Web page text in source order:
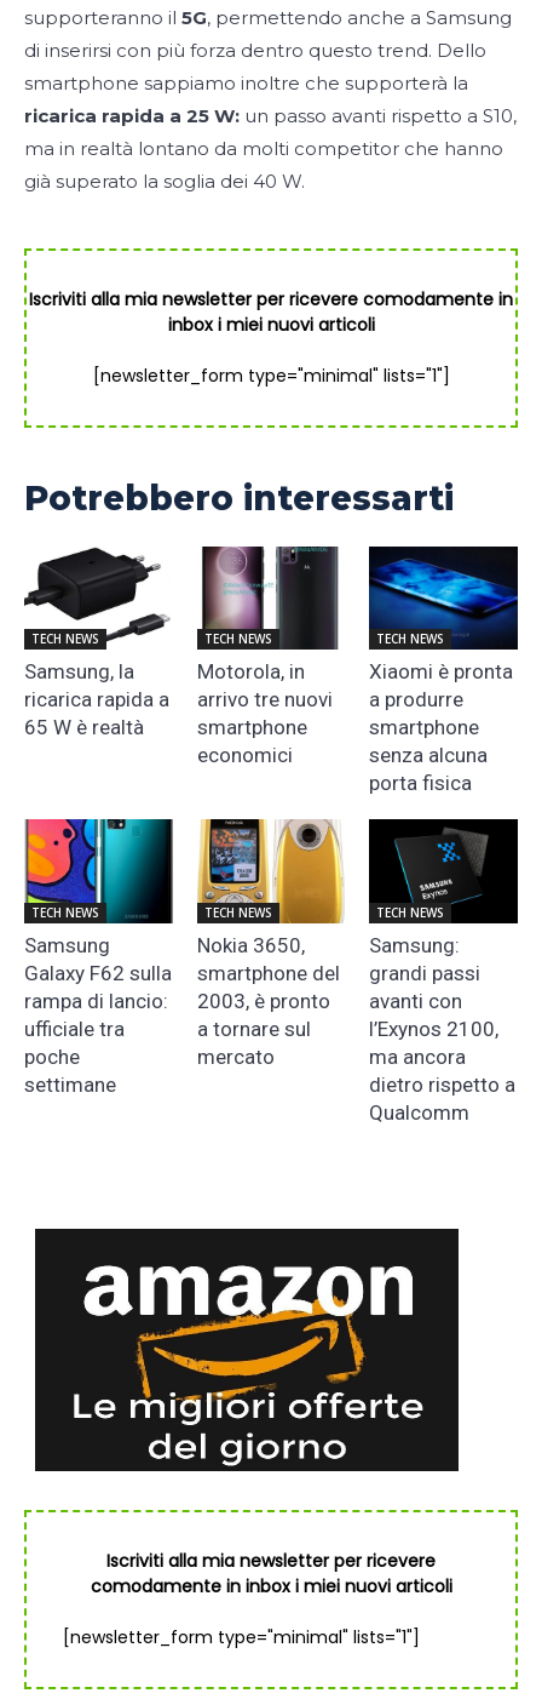
supporteranno il 5G, permettendo anche a Samsung
di inserirsi con più forza dentro questo trend. Dello
smartphone sappiamo inoltre che supporterà la
ricarica rapida a 25 W: un passo avanti rispetto a S10,
ma in realtà lontano da molti competitor che hanno
già superato la soglia dei 40 W.
Iscriviti alla mia newsletter per ricevere comodamente in
inbox i miei nuovi articoli
[newsletter_form type="minimal" lists="1"]
Potrebbero interessarti
TECH NEWS
Samsung, la
ricarica rapida a
65 W è realtà
TECH NEWS
Motorola, in
arrivo tre nuovi
smartphone
economici
TECH NEWS
Xiaomi è pronta
a produrre
smartphone
senza alcuna
porta fisica
TECH NEWS
Samsung
Galaxy F62 sulla
rampa di lancio:
ufficiale tra
poche
settimane
TECH NEWS
Nokia 3650,
smartphone del
2003, è pronto
a tornare sul
mercato
TECH NEWS
Samsung:
grandi passi
avanti con
l’Exynos 2100,
ma ancora
dietro rispetto a
Qualcomm
Iscriviti alla mia newsletter per ricevere
comodamente in inbox i miei nuovi articoli
[newsletter_form type="minimal" lists="1"]